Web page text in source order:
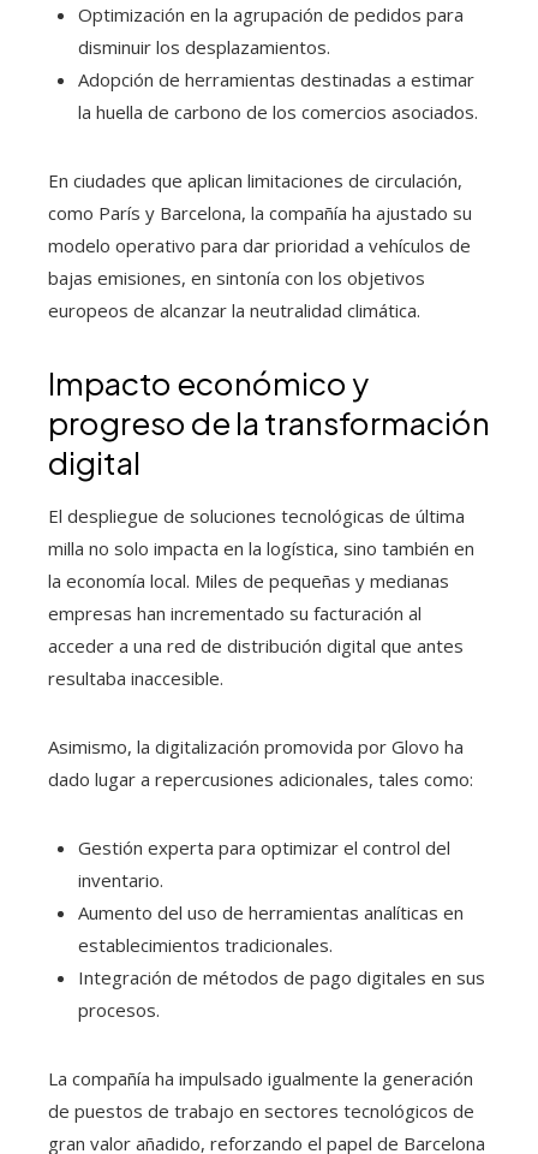
Optimización en la agrupación de pedidos para
disminuir los desplazamientos.
Adopción de herramientas destinadas a estimar
la huella de carbono de los comercios asociados.
En ciudades que aplican limitaciones de circulación,
como París y Barcelona, la compañía ha ajustado su
modelo operativo para dar prioridad a vehículos de
bajas emisiones, en sintonía con los objetivos
europeos de alcanzar la neutralidad climática.
Impacto económico y
progreso de la transformación
digital
El despliegue de soluciones tecnológicas de última
milla no solo impacta en la logística, sino también en
la economía local. Miles de pequeñas y medianas
empresas han incrementado su facturación al
acceder a una red de distribución digital que antes
resultaba inaccesible.
Asimismo, la digitalización promovida por Glovo ha
dado lugar a repercusiones adicionales, tales como:
Gestión experta para optimizar el control del
inventario.
Aumento del uso de herramientas analíticas en
establecimientos tradicionales.
Integración de métodos de pago digitales en sus
procesos.
La compañía ha impulsado igualmente la generación
de puestos de trabajo en sectores tecnológicos de
gran valor añadido, reforzando el papel de Barcelona